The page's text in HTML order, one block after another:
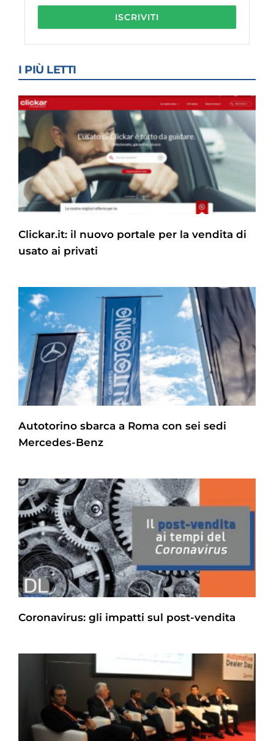
I PIÙ LETTI
Clickar.it: il nuovo portale per la vendita di
usato ai privati
Autotorino sbarca a Roma con sei sedi
Mercedes-Benz
Coronavirus: gli impatti sul post-vendita